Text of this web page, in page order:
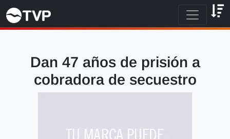
Dan 47 años de prisión a
cobradora de secuestro